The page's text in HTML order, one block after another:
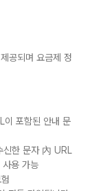
공되며 요금제 정
이 포함된 안내 문
신한 문자 內 URL
사용 가능